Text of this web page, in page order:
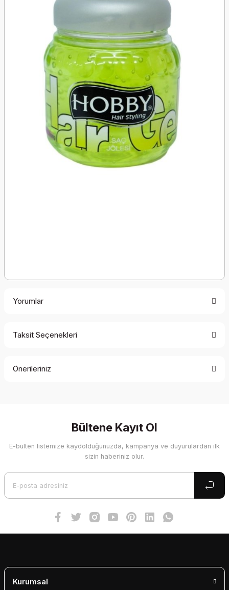
Yorumlar
Taksit Seçenekleri
Önerileriniz
Görüş ve önerileriniz için teşekkür ederiz.
Ürün resmi kalitesiz, bozuk veya görüntülenemiyor.
Bültene Kayıt Ol
E-bülten listemize kaydolduğunuzda, kampanya ve duyurulardan ilk
sizin haberiniz olur.
Kurumsal